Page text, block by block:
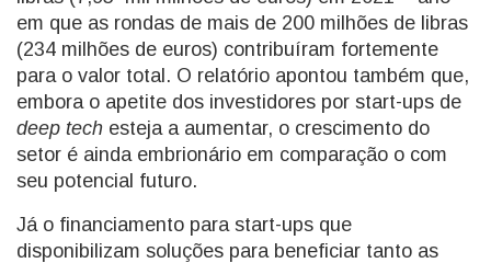
em que as rondas de mais de 200 milhões de libras
(234 milhões de euros) contribuíram fortemente
para o valor total. O relatório apontou também que,
embora o apetite dos investidores por start-ups de
deep tech esteja a aumentar, o crescimento do
setor é ainda embrionário em comparação o com
seu potencial futuro.
Já o financiamento para start-ups que
disponibilizam soluções para beneficiar tanto as